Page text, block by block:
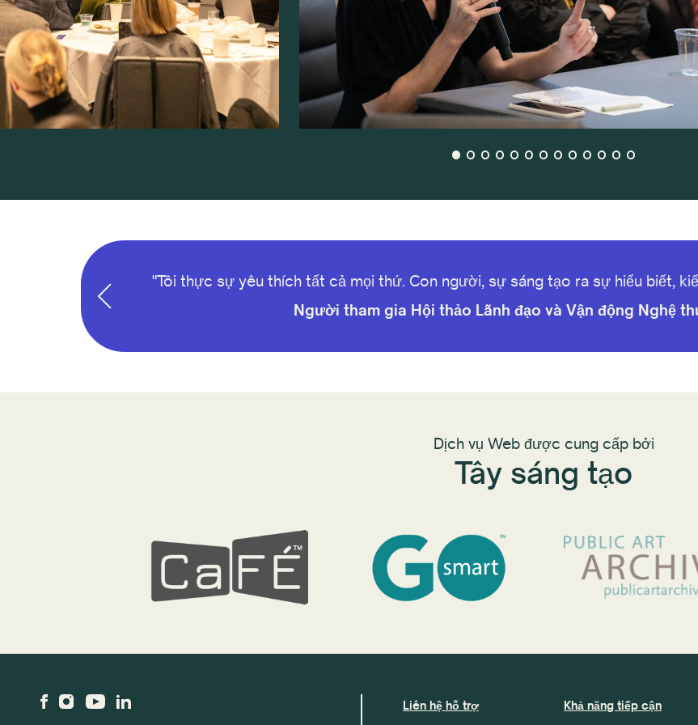
đặc biệt là
"Tôi thực sự yêu thích tất cả mọi thứ. Con người, sự sáng tạo ra sự hiểu biết,
Người tham gia Hội thảo Lãnh đạo và Vận động Nghệ
Dịch vụ Web được cung cấp bởi
Tây sáng tạo
Liên hệ hỗ trợ Khả năng tiếp cận